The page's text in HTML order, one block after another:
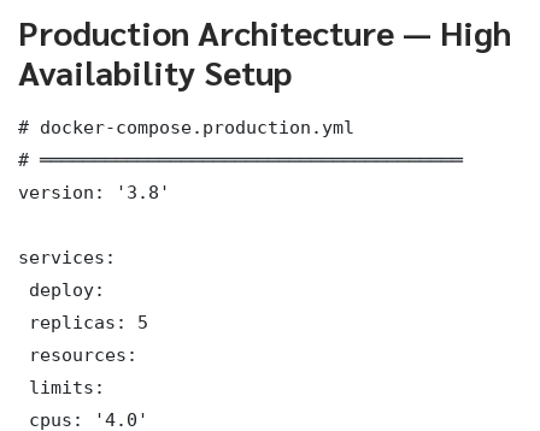
Production Architecture — High
Availability Setup
# docker-compose.production.yml
# ═══════════════════════════════════════
version: '3.8'
services:
deploy:
replicas: 5
resources:
limits:
cpus: '4.0'